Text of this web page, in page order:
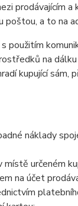
a
poštou, a to na
na
kupující sám,
náklady
určeném
na účet